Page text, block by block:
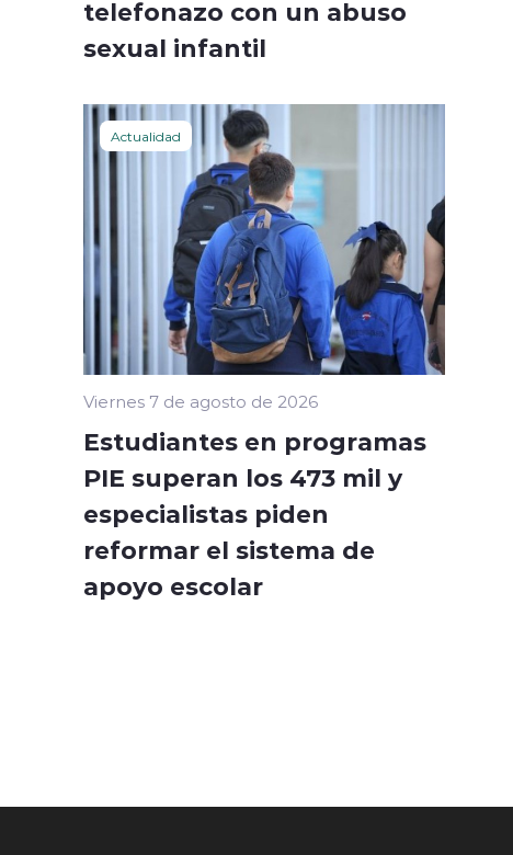
telefonazo con un abuso
sexual infantil
Actualidad
Viernes 7 de agosto de 2026
Estudiantes en programas
PIE superan los 473 mil y
especialistas piden
reformar el sistema de
apoyo escolar